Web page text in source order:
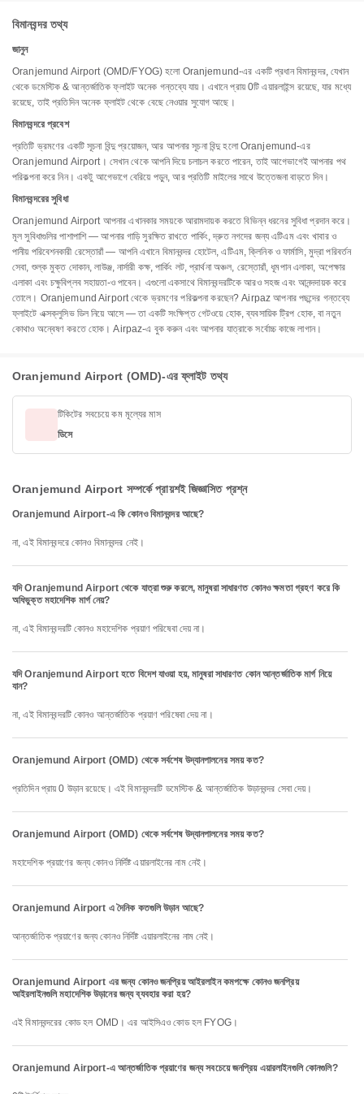
বিমানবন্দর তথ্য
জানুন
Oranjemund Airport (OMD/FYOG) হলো Oranjemund-এর একটি প্রধান বিমানবন্দর, যেখান
থেকে ডমেস্টিক & আন্তর্জাতিক ফ্লাইট অনেক গন্তব্যে যায়। এখানে প্রায় 0টি এয়ারলাইন্স রয়েছে, যার মধ্যে
রয়েছে, তাই প্রতিদিন অনেক ফ্লাইট থেকে বেছে নেওয়ার সুযোগ আছে।
বিমানবন্দরে প্রবেশ
প্রতিটি ভ্রমণের একটি সূচনা বিন্দু প্রয়োজন, আর আপনার সূচনা বিন্দু হলো Oranjemund-এর
Oranjemund Airport। সেখান থেকে আপনি দিয়ে চলাচল করতে পারেন, তাই আগেভাগেই আপনার পথ
পরিকল্পনা করে নিন। একটু আগেভাগে বেরিয়ে পড়ুন, আর প্রতিটি মাইলের সাথে উত্তেজনা বাড়তে দিন।
বিমানবন্দরের সুবিধা
Oranjemund Airport আপনার এখানকার সময়কে আরামদায়ক করতে বিভিন্ন ধরনের সুবিধা প্রদান করে।
মূল সুবিধাগুলির পাশাপাশি — আপনার গাড়ি সুরক্ষিত রাখতে পার্কিং, দ্রুত নগদের জন্য এটিএম এবং খাবার ও
পানীয় পরিবেশনকারী রেস্তোরাঁ — আপনি এখানে বিমানবন্দর হোটেল, এটিএম, ক্লিনিক ও ফার্মাসি, মুদ্রা পরিবর্তন
সেবা, শুল্ক মুক্ত দোকান, লাউঞ্জ, নার্সারী কক্ষ, পার্কিং লট, প্রার্থনা অঞ্চল, রেস্তোরাঁ, ধূমপান এলাকা, অপেক্ষার
এলাকা এবং চক্ষুবিপ্লব সহায়তা-ও পাবেন। এগুলো একসাথে বিমানবন্দরটিকে আরও সহজ এবং আনন্দদায়ক করে
তোলে। Oranjemund Airport থেকে ভ্রমণের পরিকল্পনা করছেন? Airpaz আপনার পছন্দের গন্তব্যে
ফ্লাইটে এক্সক্লুসিভ ডিল নিয়ে আসে — তা একটি সংক্ষিপ্ত গেটওয়ে হোক, ব্যবসায়িক ট্রিপ হোক, বা নতুন
কোথাও অন্বেষণ করতে হোক। Airpaz-এ বুক করুন এবং আপনার যাত্রাকে সর্বোচ্চ কাজে লাগান।
Oranjemund Airport (OMD)-এর ফ্লাইট তথ্য
টিকিটের সবচেয়ে কম মূল্যের মাস
ডিসে
Oranjemund Airport সম্পর্কে প্রায়শই জিজ্ঞাসিত প্রশ্ন
Oranjemund Airport-এ কি কোনও বিমানবন্দর আছে?
না, এই বিমানবন্দরে কোনও বিমানবন্দর নেই।
যদি Oranjemund Airport থেকে যাত্রা শুরু করলে, মানুষরা সাধারণত কোনও ক্ষমতা গ্রহণ করে কি
অধিভুক্ত মহাদেশিক মার্গ নেয়?
না, এই বিমানবন্দরটি কোনও মহাদেশিক প্রয়াণ পরিষেবা দেয় না।
যদি Oranjemund Airport হতে বিদেশ যাওয়া হয়, মানুষরা সাধারণত কোন আন্তর্জাতিক মার্গ নিয়ে
যান?
না, এই বিমানবন্দরটি কোনও আন্তর্জাতিক প্রয়াণ পরিষেবা দেয় না।
Oranjemund Airport (OMD) থেকে সর্বশেষ উদ্যানপালনের সময় কত?
প্রতিদিন প্রায় 0 উড়ান রয়েছে। এই বিমানবন্দরটি ডমেস্টিক & আন্তর্জাতিক উড়ানবন্দর সেবা দেয়।
Oranjemund Airport (OMD) থেকে সর্বশেষ উদ্যানপালনের সময় কত?
মহাদেশিক প্রয়াণের জন্য কোনও নির্দিষ্ট এয়ারলাইনের নাম নেই।
Oranjemund Airport এ দৈনিক কতগুলি উড়ান আছে?
আন্তর্জাতিক প্রয়াণের জন্য কোনও নির্দিষ্ট এয়ারলাইনের নাম নেই।
Oranjemund Airport এর জন্য কোনও জনপ্রিয় আইরলাইন কমপক্ষে কোনও জনপ্রিয়
আইরলাইনগুলি মহাদেশিক উড়ানের জন্য ব্যবহার করা হয়?
এই বিমানবন্দরের কোড হল OMD। এর আইসিএও কোড হল FYOG।
Oranjemund Airport-এ আন্তর্জাতিক প্রয়াণের জন্য সবচেয়ে জনপ্রিয় এয়ারলাইনগুলি কোনগুলি?